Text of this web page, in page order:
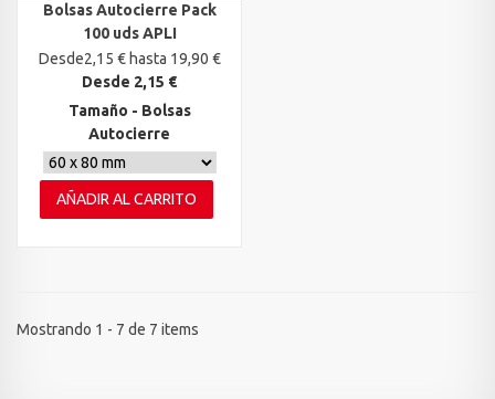
Bolsas Autocierre Pack
100 uds APLI
Desde2,15 € hasta 19,90 €
Desde 2,15 €
Tamaño - Bolsas
Autocierre
AÑADIR AL CARRITO
Mostrando 1 - 7 de 7 items